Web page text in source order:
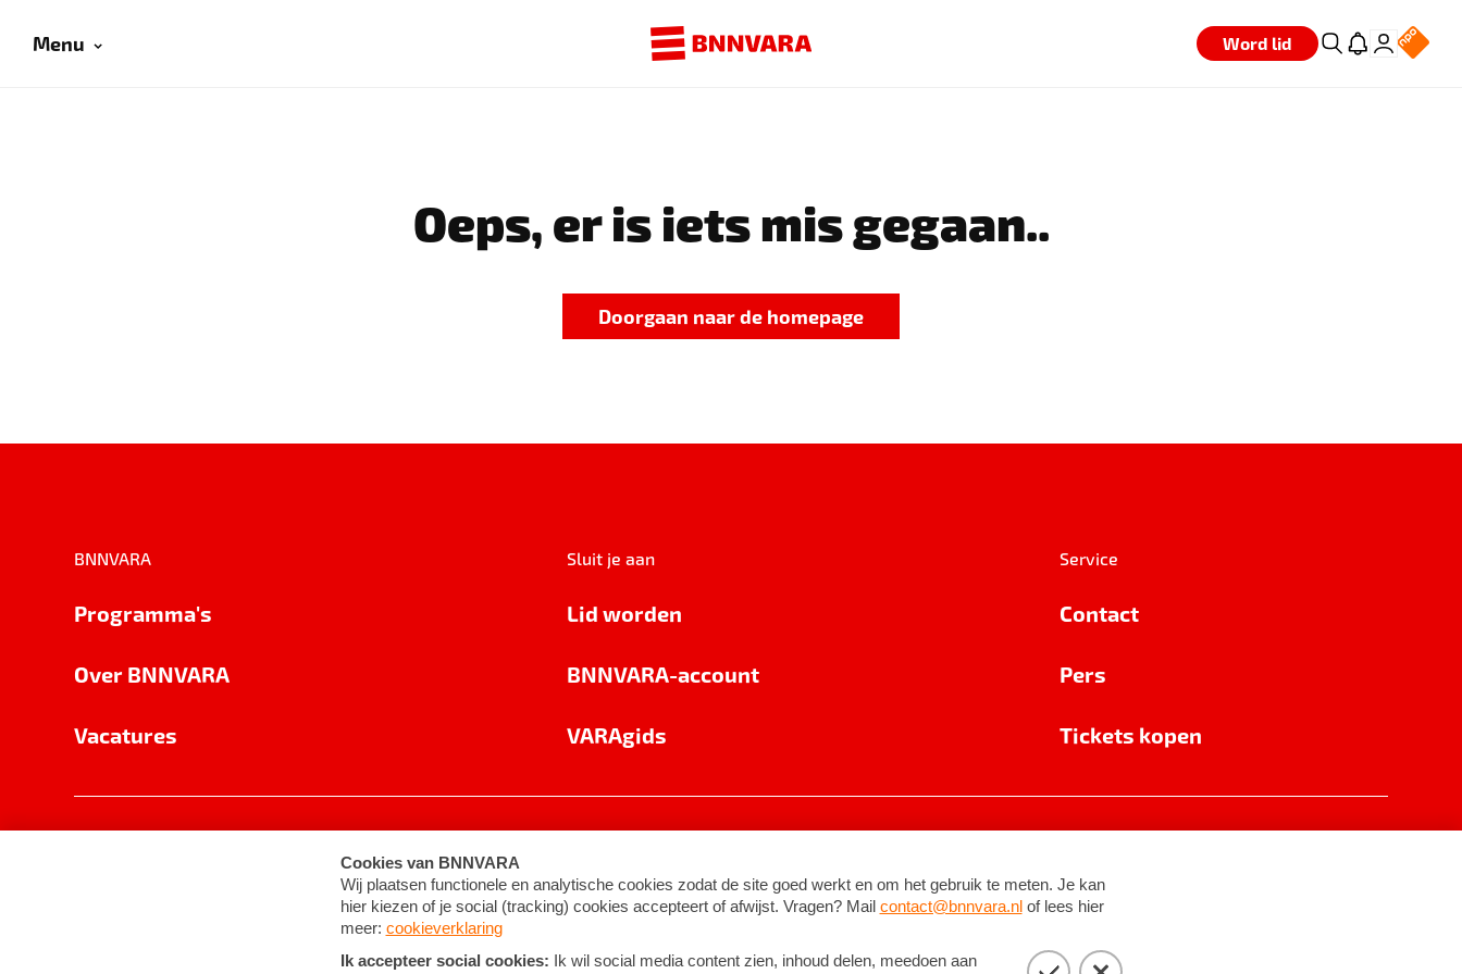
Menu Word lid
Oeps, er is iets mis gegaan..
Doorgaan naar de homepage
BNNVARA
Programma's
Over BNNVARA
Vacatures
Sluit je aan
Lid worden
BNNVARA-account
VARAgids
Service
Contact
Pers
Tickets kopen
Cookie-instellingen Algemene voorwaarden ©2026BNNVARA